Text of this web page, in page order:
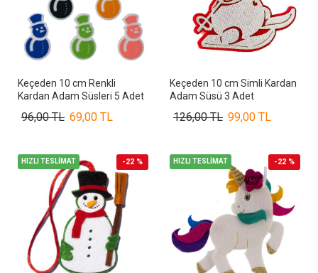
Keçeden 10 cm Renkli
Kardan Adam Süsleri 5 Adet
69,00 TL
96,00 TL
Keçeden 10 cm Simli Kardan
Adam Süsü 3 Adet
99,00 TL
126,00 TL
HIZLI TESLİMAT -22 % HIZLI TESLİMAT -22 %